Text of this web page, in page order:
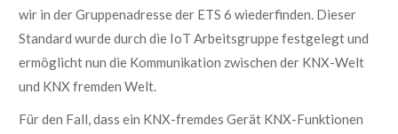
wir in der Gruppenadresse der ETS 6 wiederfinden. Dieser
Standard wurde durch die IoT Arbeitsgruppe festgelegt und
ermöglicht nun die Kommunikation zwischen der KNX-Welt
und KNX fremden Welt.
Für den Fall, dass ein KNX-fremdes Gerät KNX-Funktionen